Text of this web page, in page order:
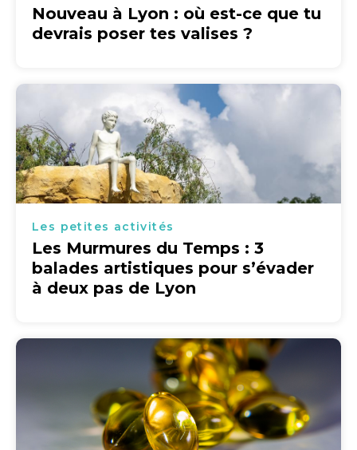
Nouveau à Lyon : où est-ce que tu
devrais poser tes valises ?
Les petites activités
Les Murmures du Temps : 3
balades artistiques pour s’évader
à deux pas de Lyon